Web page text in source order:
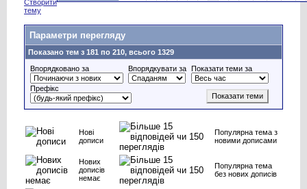
Параметри перегляду
Показано тем з 181 по 210, всього 1329
Впорядковано за
Впорядкувати за Показати теми за
Префікс
Нові
дописи
Популярна тема з
новими дописами
Нових
дописів
немає
Популярна тема
без нових дописів